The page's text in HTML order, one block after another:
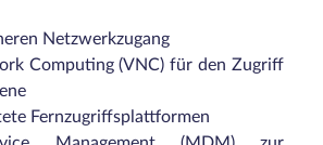
Netzwerkzugang
Computing (VNC) für den Zugriff
Fernzugriffsplattformen